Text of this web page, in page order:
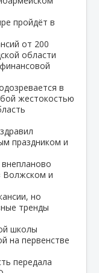
пройдёт в
от 200
области
в
жестокостью
праздником и
Волжском и
но
тренды
школы
на первенстве
передала